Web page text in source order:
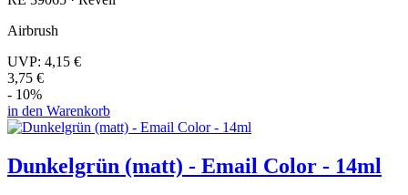
Airbrush
UVP: 4,15 €
3,75 €
- 10%
in den Warenkorb
Dunkelgrün (matt) - Email Color - 14ml